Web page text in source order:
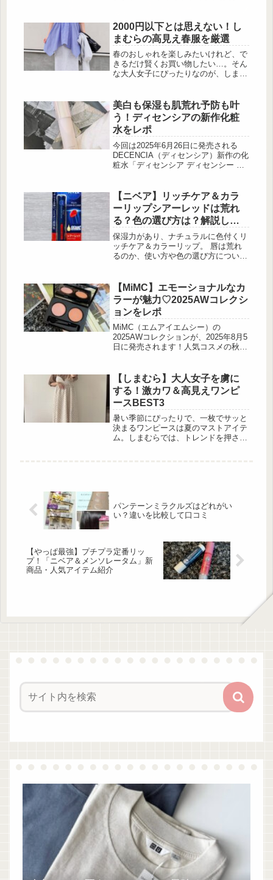
格が嬉しい大人気アイテムです。履く
だけで季節感を先取りできるので、シ
ンプルなコーデも格上げ。秋のおしゃ
れを始めたい人にぴったりのサンダル
ですよ♡徹底解剖！しまむらの「フェ
イクファー2バンドサンダル」 この投
2000円以下とは思えない！し
まむらの高見え春服を厳選
春のおしゃれを楽しみたいけれど、で
きるだけ賢くお買い物したい…。そん
な大人女子にぴったりなのが、しまむ
や、今っぽさをしっかり押さえたアイ
テムが豊富に揃っているのが魅力。デ
イリーコーデに取り入れやすく、着回
し力の高さも見逃せません。今回は、
そんなしまむらで見つけた「2000円以
下」の優秀な春服を厳選してご紹介し
ます！
美白も保湿も肌荒れ予防も叶
う！ディセンシアの新作化粧
水をレポ
今回は2025年6月26日に発売される
DECENCIA（ディセンシア）新作の化
粧水「ディセンシア ディセンシー ブ
きる有効成分や保湿成分が配合されて
おり、たっぷり保湿しつつ美白ケアや
肌荒れ予防も叶いますよ。ぜひ最後ま
で読んで参考にしてください。
DECENCIAとは？DECENCIA（ディ
センシア）は、敏感肌研究から生まれ
たポーラ・オルビスグループのエイジ
ングケアブランドです。お肌が...
【ニベア】リッチケア＆カラ
ーリップシアーレッドは荒れ
る？色の選び方は？解説しま
す！
保湿力があり、ナチュラルに色付くリ
ッチケア＆カラーリップ。 唇は荒れ
るのか、使い方や色の選び方につい
発色。ケアしながら、色づき・艶め
く、ふっくらとした […]
【MiMC】エモーショナルなカ
ラーが魅力♡2025AWコレクシ
ョンをレポ
MiMC（エムアイエムシー）の
2025AWコレクションが、2025年8月5
日に発売されます！人気コスメの秋冬
にしてくださいね。ミネラル処方でし
っとり馴染む「ビオモイスチュアシャ
ドー」 出典:beautyまとめ 「ビオモイ
スチュアシャドー」は、2色入りのシ
ンプルなミネラルシャドウです。スキ
ンケア発想のアイシャドウで、アサイ
ーやローズヒップのオイル、...
【しまむら】大人女子を虜に
する！激カワ＆高見えワンピ
ースBEST3
暑い季節にぴったりで、一枚でサッと
決まるワンピースは夏のマストアイテ
ム。しまむらでは、トレンドを押さえ
が揃っていますので、ぜひチェックし
てみてくださいね。花柄ワンピで叶え
パンテーンミラクルズはどれがい
い？違いを比較して口コミ
【やっぱ最強】プチプラ定番リッ
プ！「ニベア＆メンソレータム」新
商品・人気アイテム紹介